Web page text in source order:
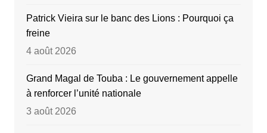
Patrick Vieira sur le banc des Lions : Pourquoi ça
freine
4 août 2026
Grand Magal de Touba : Le gouvernement appelle
à renforcer l’unité nationale
3 août 2026